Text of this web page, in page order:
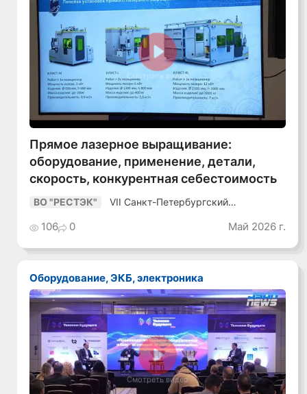
Смотреть видео
Прямое лазерное выращивание:
оборудование, применение, детали,
скорость, конкурентная себестоимость
ВО "РЕСТЭК"
VII Санкт-Петербургский
106 0 Май 2026 г.
Оборудование, ЭКБ, электроника
Смотреть видео